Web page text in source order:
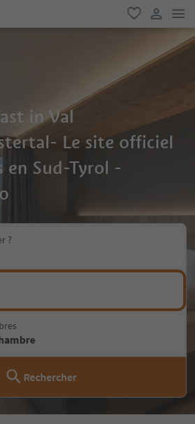
favori
lien
in Val
Le site officiel
en Sud-Tyrol -
?
Rechercher